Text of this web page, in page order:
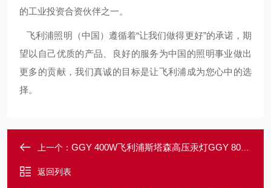
的工业投资合资伙伴之一。
飞利浦照明（中国）遵循着“让我们做得更好”的承诺，期
望以自己优质的产品、良好的服务为中国的照明事业做出
更多的贡献，我们真诚的目标是让飞利浦成为您心中的选
择。
上一个： GGY 400W飞利浦斯塔森高压汞灯GGY 80W/125W/250W/400W/1000W
返回列表